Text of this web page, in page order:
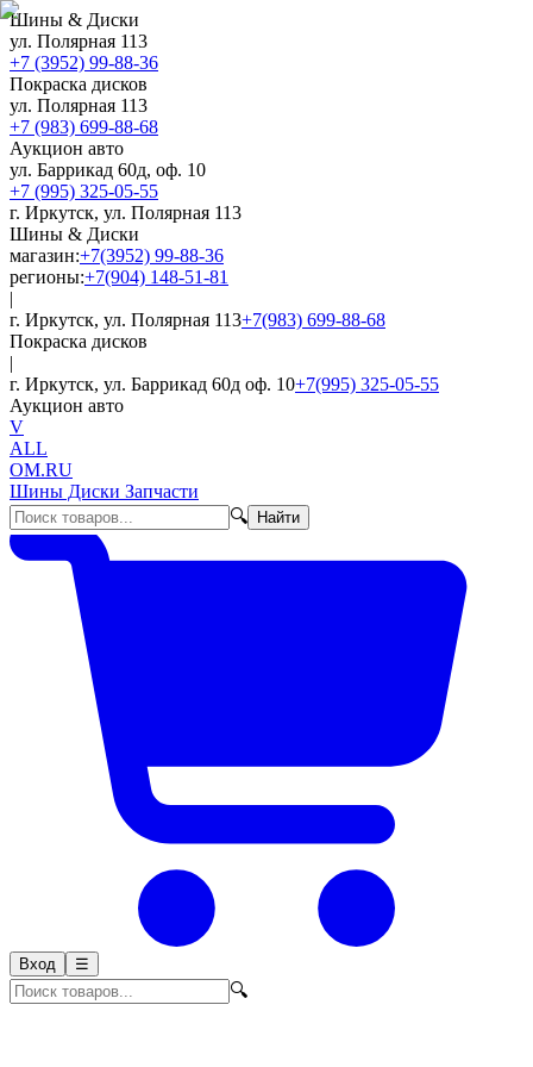
Шины & Диски
ул. Полярная 113
+7 (3952) 99-88-36
Покраска дисков
ул. Полярная 113
+7 (983) 699-88-68
Аукцион авто
ул. Баррикад 60д, оф. 10
+7 (995) 325-05-55
г. Иркутск, ул. Полярная 113
Шины & Диски
магазин:+7(3952) 99-88-36
регионы:+7(904) 148-51-81
|
г. Иркутск, ул. Полярная 113+7(983) 699-88-68
Покраска дисков
|
г. Иркутск, ул. Баррикад 60д оф. 10+7(995) 325-05-55
Аукцион авто
V
ALL
OM.RU
Шины Диски Запчасти
🔍
Найти
Вход ☰
🔍